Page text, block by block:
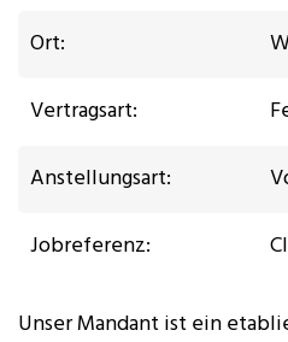
Ort:
Vertragsart:
Anstellungsart:
Jobreferenz:
Unser Mandant ist ein